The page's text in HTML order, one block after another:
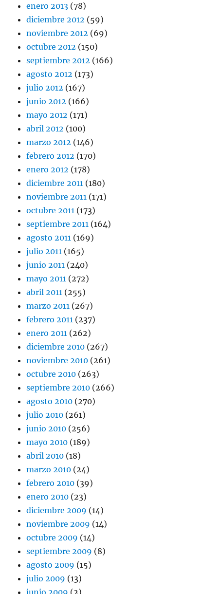
enero 2013 (78)
diciembre 2012 (59)
noviembre 2012 (69)
octubre 2012 (150)
septiembre 2012 (166)
agosto 2012 (173)
julio 2012 (167)
junio 2012 (166)
mayo 2012 (171)
abril 2012 (100)
marzo 2012 (146)
febrero 2012 (170)
enero 2012 (178)
diciembre 2011 (180)
noviembre 2011 (171)
octubre 2011 (173)
septiembre 2011 (164)
agosto 2011 (169)
julio 2011 (165)
junio 2011 (240)
mayo 2011 (272)
abril 2011 (255)
marzo 2011 (267)
febrero 2011 (237)
enero 2011 (262)
diciembre 2010 (267)
noviembre 2010 (261)
octubre 2010 (263)
septiembre 2010 (266)
agosto 2010 (270)
julio 2010 (261)
junio 2010 (256)
mayo 2010 (189)
abril 2010 (18)
marzo 2010 (24)
febrero 2010 (39)
enero 2010 (23)
diciembre 2009 (14)
noviembre 2009 (14)
octubre 2009 (14)
septiembre 2009 (8)
agosto 2009 (15)
julio 2009 (13)
junio 2009 (2)